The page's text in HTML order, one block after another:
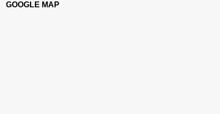
GOOGLE MAP